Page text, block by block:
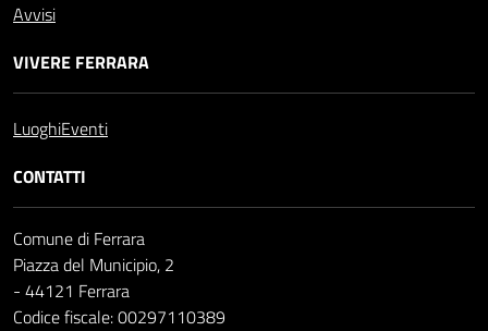
Avvisi
VIVERE FERRARA
LuoghiEventi
CONTATTI
Comune di Ferrara
Piazza del Municipio, 2
- 44121 Ferrara
Codice fiscale: 00297110389